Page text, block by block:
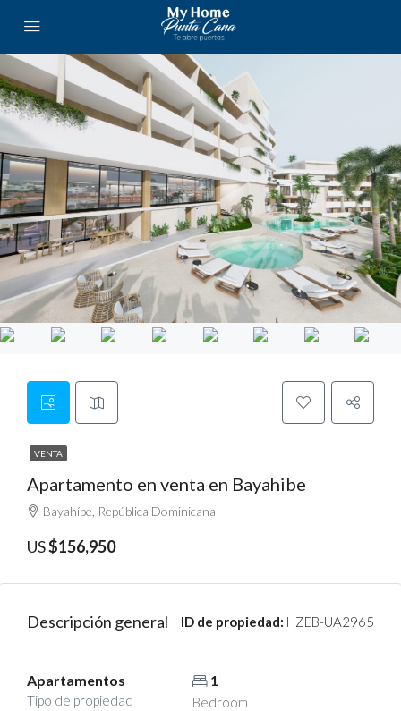
VENTA
Apartamento en venta en Bayahibe
Bayahíbe, República Dominicana
US$156,950
Descripción general ID de propiedad: HZEB-UA2965
Apartamentos
Tipo de propiedad
1
Bedroom